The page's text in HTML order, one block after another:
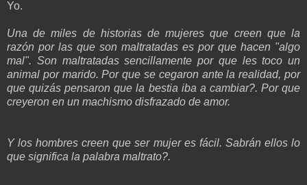
Yo.
Una de miles de historias de mujeres que creen que la
razón por las que son maltratadas es por que hacen "algo
mal". Son maltratadas sencillamente por que les toco un
animal por marido. Por que se cegaron ante la realidad, por
que quizás pensaron que la bestia iba a cambiar?. Por que
creyeron en un machismo disfrazado de amor.
Y los hombres creen que ser mujer es fácil. Sabrán ellos lo
que significa la palabra maltrato?.